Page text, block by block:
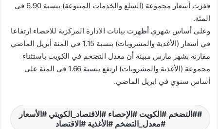
قفزت أسعار مجموعة (السلع والخدمات المتنوعة) بنسبة 6.90 في
المئة.
وعلى أساس شهري أظهرت بيانات الادارة المركزية للاحصاء ارتفاعا
في أسعار (الأغذية والمشروبات) بنسبة 1.15 في المئة أبريل الماضي
مقارنة بشهر مارس مبينة أن معدل التضخم في الكويت باستثناء
مجموعة (الأغذية والمشروبات) ارتفع بنسبة 1.66 في المئة على
أساس سنوي في ابريل الماضي.
#التضخم #الكويت #الإحصاء #الاقتصاد_الكويتي #الأسعار
#معدل_التضخم #الأغذية #الاقتصاد